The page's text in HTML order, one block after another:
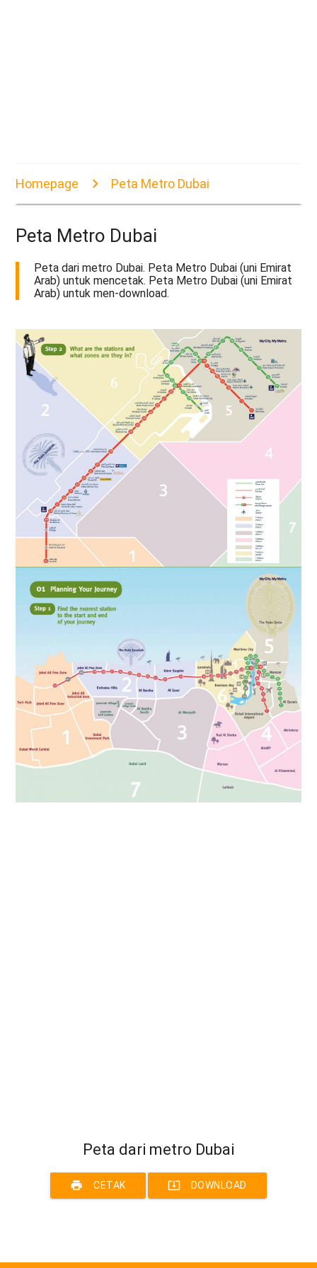
Homepage Peta Metro Dubai
Peta Metro Dubai
Peta dari metro Dubai. Peta Metro Dubai (uni Emirat
Arab) untuk mencetak. Peta Metro Dubai (uni Emirat
Arab) untuk men-download.
Peta dari metro Dubai
print CETAK system_update_alt DOWNLOAD